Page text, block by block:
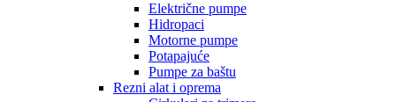
Električne pumpe
Hidropaci
Motorne pumpe
Potapajuće
Pumpe za baštu
Rezni alat i oprema